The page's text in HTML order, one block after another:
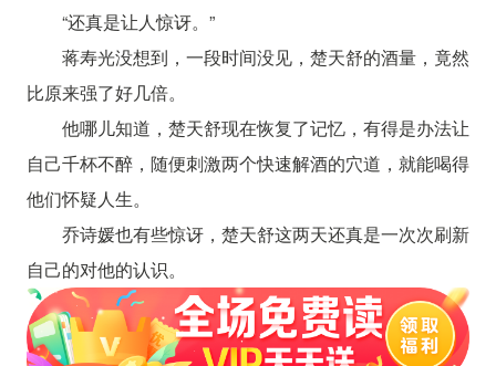
“还真是让人惊讶。”
蒋寿光没想到，一段时间没见，楚天舒的酒量，竟然
比原来强了好几倍。
他哪儿知道，楚天舒现在恢复了记忆，有得是办法让
自己千杯不醉，随便刺激两个快速解酒的穴道，就能喝得
他们怀疑人生。
乔诗媛也有些惊讶，楚天舒这两天还真是一次次刷新
自己的对他的认识。